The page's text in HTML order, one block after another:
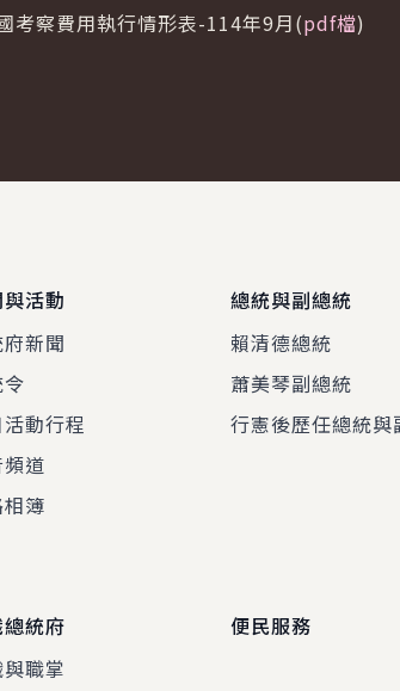
考察費用執行情形表-114年9月(pdf檔)
活動
新聞
動行程
道
簿
總統與副總統
賴清德總統
蕭美琴副總統
行憲後歷任總統與
統府
職掌
便民服務